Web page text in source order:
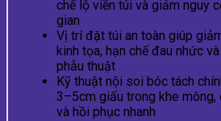
chế lộ viền túi và giảm nguy
gian
Vị trí đặt túi an toàn giúp
kinh tọa, hạn chế đau nhức
phẫu thuật
Kỹ thuật nội soi bóc tách
3–5cm giấu trong khe
và hồi phục nhanh